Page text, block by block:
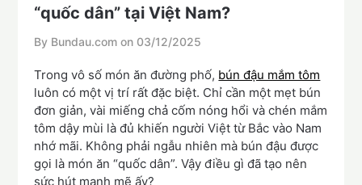
“quốc dân” tại Việt Nam?
By Bundau.com on 03/12/2025
Trong vô số món ăn đường phố, bún đậu mắm tôm
luôn có một vị trí rất đặc biệt. Chỉ cần một mẹt bún
đơn giản, vài miếng chả cốm nóng hổi và chén mắm
tôm dậy mùi là đủ khiến người Việt từ Bắc vào Nam
nhớ mãi. Không phải ngẫu nhiên mà bún đậu được
gọi là món ăn “quốc dân”. Vậy điều gì đã tạo nên
sức hút mạnh mẽ ấy?